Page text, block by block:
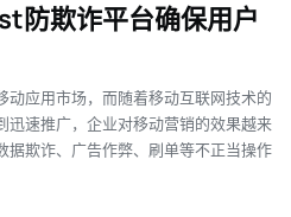
防欺诈平台确保用户
动应用市场，而随着移动互联网技术的
迅速推广，企业对移动营销的效果越来
据欺诈、广告作弊、刷单等不正当操作